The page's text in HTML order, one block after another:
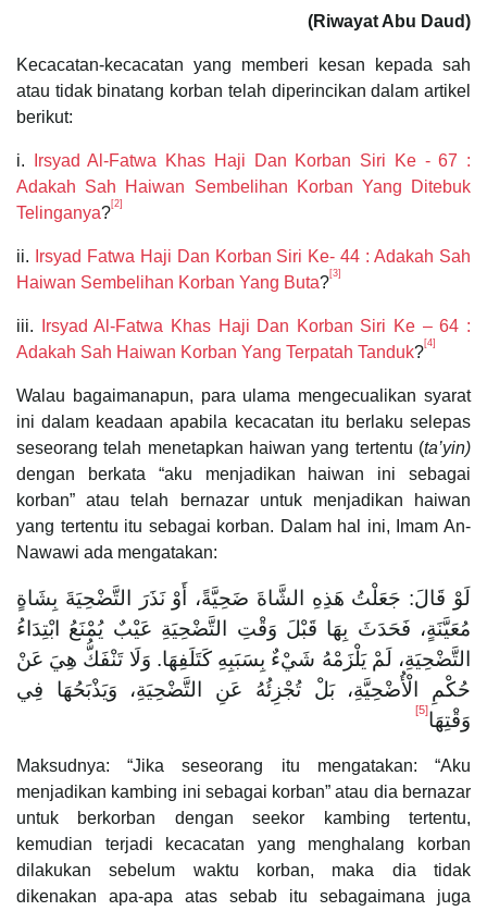
(Riwayat Abu Daud)
Kecacatan-kecacatan yang memberi kesan kepada sah
atau tidak binatang korban telah diperincikan dalam artikel
berikut:
i.
Irsyad Al-Fatwa Khas Haji Dan Korban Siri Ke - 67 :
Adakah Sah Haiwan Sembelihan Korban Yang Ditebuk
Telinganya?[2]
ii.
Irsyad Fatwa Haji Dan Korban Siri Ke- 44 : Adakah Sah
Haiwan Sembelihan Korban Yang Buta?[3]
iii.
Irsyad Al-Fatwa Khas Haji Dan Korban Siri Ke – 64 :
Adakah Sah Haiwan Korban Yang Terpatah Tanduk?[4]
Walau bagaimanapun, para ulama mengecualikan syarat
ini dalam keadaan apabila kecacatan itu berlaku selepas
seseorang telah menetapkan haiwan yang tertentu (ta’yin)
dengan berkata “aku menjadikan haiwan ini sebagai
korban” atau telah bernazar untuk menjadikan haiwan
yang tertentu itu sebagai korban. Dalam hal ini, Imam An-
Nawawi ada mengatakan:
لَوْ قَالَ: جَعَلْتُ هَذِهِ الشَّاةَ ضَحِيَّةً، أَوْ نَذَرَ التَّضْحِيَةَ بِشَاةٍ
مُعَيَّنَةٍ، فَحَدَثَ بِهَا قَبْلَ وَقْتِ التَّضْحِيَةِ عَيْبٌ يُمْنَعُ ابْتِدَاءُ
التَّضْحِيَةِ، لَمْ يَلْزَمْهُ شَيْءٌ بِسَبَبِهِ كَتَلَفِهَا. وَلَا تَنْفَكُّ هِيَ عَنْ
حُكْمِ الْأُضْحِيَّةِ، بَلْ تُجْزِئُهُ عَنِ التَّضْحِيَةِ، وَيَذْبَحُهَا فِي
وَقْتِهَا[5]
Maksudnya: “Jika seseorang itu mengatakan: “Aku
menjadikan kambing ini sebagai korban” atau dia bernazar
untuk berkorban dengan seekor kambing tertentu,
kemudian terjadi kecacatan yang menghalang korban
dilakukan sebelum waktu korban, maka dia tidak
dikenakan apa-apa atas sebab itu sebagaimana juga